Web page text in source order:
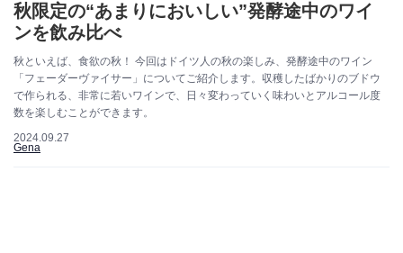
秋限定の“あまりにおいしい”発酵途中のワイ
ンを飲み比べ
秋といえば、食欲の秋！ 今回はドイツ人の秋の楽しみ、発酵途中のワイン
「フェーダーヴァイサー」についてご紹介します。収穫したばかりのブドウ
で作られる、非常に若いワインで、日々変わっていく味わいとアルコール度
数を楽しむことができます。
2024.09.27
Gena